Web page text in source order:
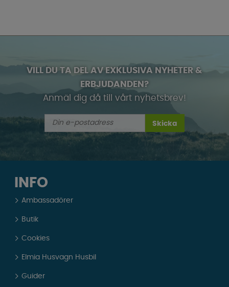
VILL DU TA DEL AV EXKLUSIVA NYHETER &
ERBJUDANDEN?
Anmäl dig då till vårt nyhetsbrev!
Skicka
INFO
Ambassadörer
Butik
Cookies
Elmia Husvagn Husbil
Guider